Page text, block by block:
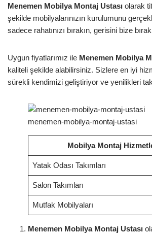
Menemen Mobilya Montaj Ustası olarak
şekilde mobilyalarınızın kurulumunu
sadece rahatınızı bırakın, gerisini bize
Uygun fiyatlarımız ile Menemen Mobilya
kaliteli şekilde alabilirsiniz. Sizlere en iyi
sürekli kendimizi geliştiriyor ve yenilikleri
menemen-mobilya-montaj-ustasi
Mobilya Montaj
Yatak Odası Takımları
Salon Takımları
Mutfak Mobilyaları
Menemen Mobilya Montaj Ustası